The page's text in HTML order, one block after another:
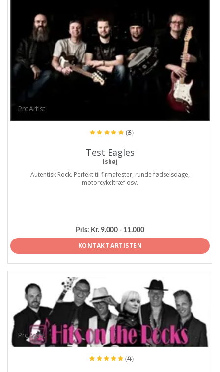
ProArtist
(3)
Test Eagles
Ishøj
Autentisk Rock. Perfekt til firmafester, runde fødselsdage,
motorcykeltræf osv.
Pris: Kr. 9.000 - 11.000
KONTAKT ARTISTEN
ProArtist
(4)